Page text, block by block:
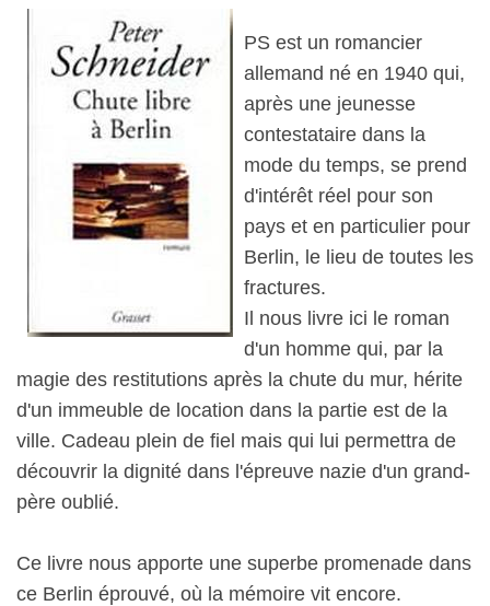
PS est un romancier
allemand né en 1940 qui,
après une jeunesse
contestataire dans la
mode du temps, se prend
d'intérêt réel pour son
pays et en particulier pour
Berlin, le lieu de toutes les
fractures.
Il nous livre ici le roman
d'un homme qui, par la
magie des restitutions après la chute du mur, hérite
d'un immeuble de location dans la partie est de la
ville. Cadeau plein de fiel mais qui lui permettra de
découvrir la dignité dans l'épreuve nazie d'un grand-
père oublié.
Ce livre nous apporte une superbe promenade dans
ce Berlin éprouvé, où la mémoire vit encore.